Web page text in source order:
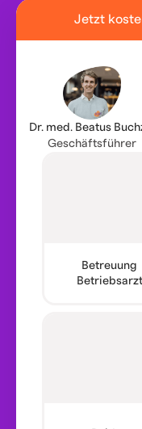
Jetzt
Dr. med. Beatus
Geschäftsführer
Betreuung
Betriebsarzt